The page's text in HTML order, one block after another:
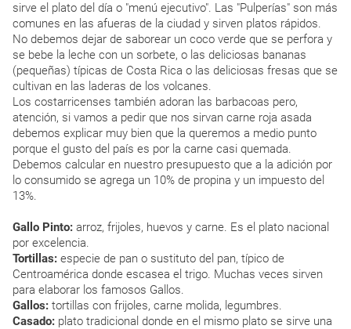
sirve el plato del día o "menú ejecutivo". Las "Pulperías" son más
comunes en las afueras de la ciudad y sirven platos rápidos.
No debemos dejar de saborear un coco verde que se perfora y
se bebe la leche con un sorbete, o las deliciosas bananas
(pequeñas) típicas de Costa Rica o las deliciosas fresas que se
cultivan en las laderas de los volcanes.
Los costarricenses también adoran las barbacoas pero,
atención, si vamos a pedir que nos sirvan carne roja asada
debemos explicar muy bien que la queremos a medio punto
porque el gusto del país es por la carne casi quemada.
Debemos calcular en nuestro presupuesto que a la adición por
lo consumido se agrega un 10% de propina y un impuesto del
13%.
Gallo Pinto: arroz, frijoles, huevos y carne. Es el plato nacional
por excelencia.
Tortillas: especie de pan o sustituto del pan, típico de
Centroamérica donde escasea el trigo. Muchas veces sirven
para elaborar los famosos Gallos.
Gallos: tortillas con frijoles, carne molida, legumbres.
Casado: plato tradicional donde en el mismo plato se sirve una